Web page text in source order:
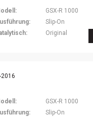
GSX-R 1000
Slip-On
Original
2016
GSX-R 1000
Slip-On